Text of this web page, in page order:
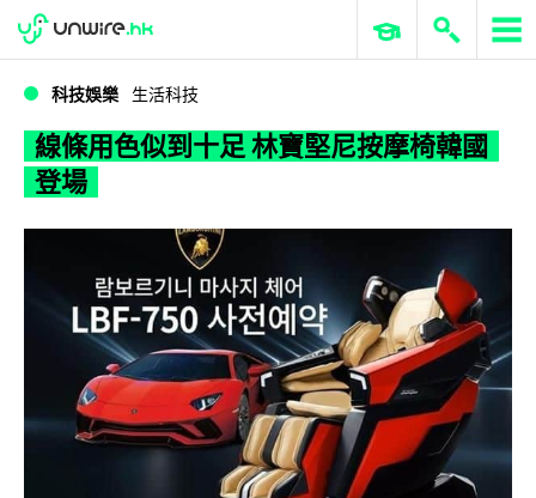
線條用色似到十足 林寶堅尼按摩椅韓國登場
WWDC 2026 ERP 與商業 AI
科技娛樂 生活科技
線條用色似到十足 林寶堅尼按摩椅韓國
登場